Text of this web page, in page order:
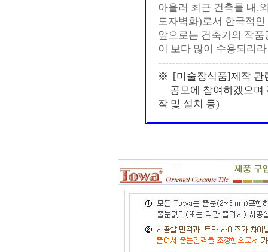
아울러 최근 건축물 내.
도자벽화)로서 한국적
앞으로는 건축가의 작
이 보다 많이 수용되리
※ [미술장식품]제작
공모에 참여하겠으며
작 및 설치 등)